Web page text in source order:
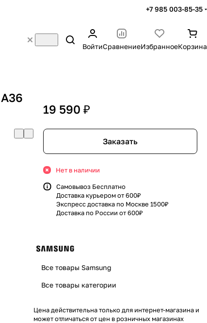
+7 985 003-85-35
ВойтиСравнениеИзбранноеКорзина
19 590 ₽
Заказать
Нет в наличии
Самовывоз Бесплатно
Доставка курьером от 600₽
Экспресс доставка по Москве 1500₽
Доставка по России от 600₽
Все товары Samsung
Все товары категории
Цена действительна только для интернет-магазина и
может отличаться от цен в розничных магазинах